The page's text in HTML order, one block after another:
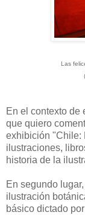
Las
En el contexto de
que quiero
exhibición "Chile:
ilustraciones,
historia de la
En segundo
ilustración
básico dictado